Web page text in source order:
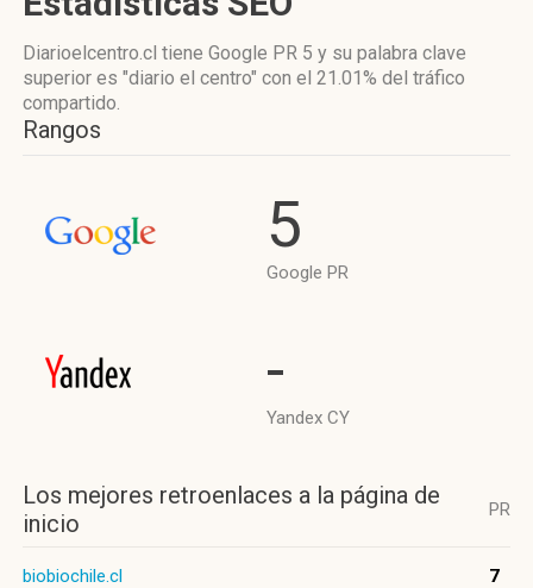
Diarioelcentro.cl tiene Google PR 5 y su palabra clave
superior es "diario el centro" con el 21.01% del tráfico
compartido.
Rangos
5
Google PR
-
Yandex CY
Los mejores retroenlaces a la página de
inicio
PR
biobiochile.cl
7